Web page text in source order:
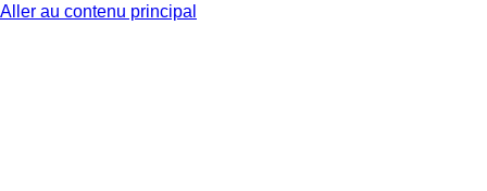
Aller au contenu principal